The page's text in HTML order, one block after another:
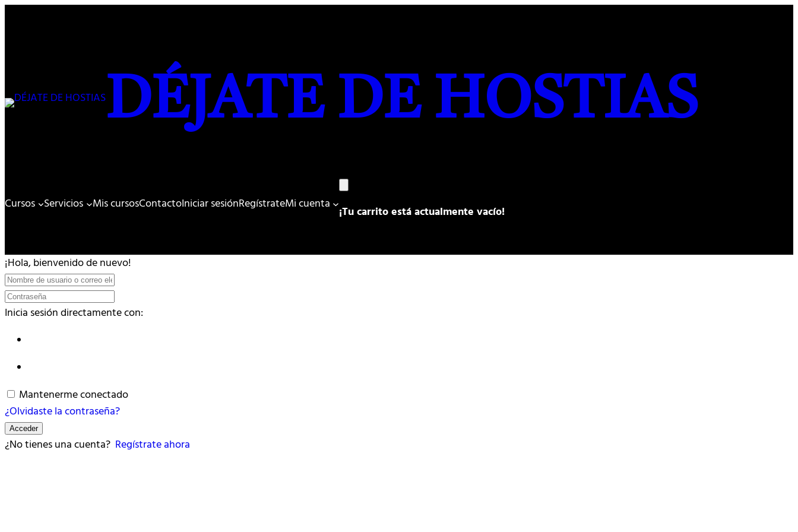
DÉJATE DE HOSTIAS
Cursos Servicios Mis cursosContactoIniciar sesiónRegístrateMi cuenta
¡Tu carrito está actualmente vacío!
¡Hola, bienvenido de nuevo!
Inicia sesión directamente con:
Mantenerme conectado
¿Olvidaste la contraseña?
Acceder
¿No tienes una cuenta? Regístrate ahora